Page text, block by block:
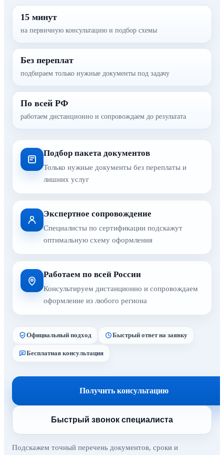
15 минут
на первичную консультацию и подбор схемы
Без переплат
подбираем только нужные документы под задачу
По всей РФ
работаем дистанционно и сопровождаем до результата
Подбор пакета документов
Только нужные документы без переплаты и
лишних услуг
Экспертное сопровождение
Специалисты по сертификации подскажут
оптимальную схему оформления
Работаем по всей России
Консультируем дистанционно и сопровождаем
оформление из любого региона
Официальный подход Быстрый ответ на заявку
Бесплатная консультация
Получить консультацию
Быстрый звонок специалиста
Подскажем точный перечень документов, сроки и